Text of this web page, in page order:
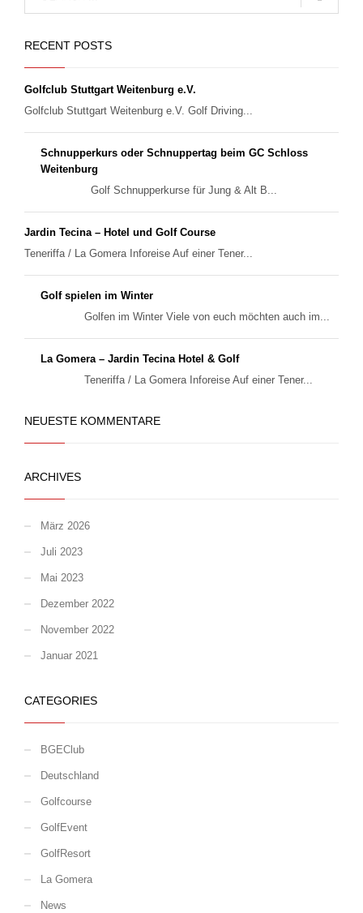
RECENT POSTS
Golfclub Stuttgart Weitenburg e.V.
Golfclub Stuttgart Weitenburg e.V. Golf Driving...
Schnupperkurs oder Schnuppertag beim GC Schloss
Weitenburg
Golf Schnupperkurse für Jung & Alt B...
Jardin Tecina – Hotel und Golf Course
Teneriffa / La Gomera Inforeise Auf einer Tener...
Golf spielen im Winter
Golfen im Winter Viele von euch möchten auch im...
La Gomera – Jardin Tecina Hotel & Golf
Teneriffa / La Gomera Inforeise Auf einer Tener...
NEUESTE KOMMENTARE
ARCHIVES
März 2026
Juli 2023
Mai 2023
Dezember 2022
November 2022
Januar 2021
CATEGORIES
BGEClub
Deutschland
Golfcourse
GolfEvent
GolfResort
La Gomera
News